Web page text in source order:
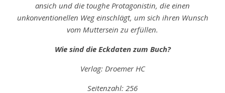
ansich und die toughe Protagonistin, die einen
unkonventionellen Weg einschlägt, um sich ihren Wunsch
vom Muttersein zu erfüllen.
Wie sind die Eckdaten zum Buch?
Verlag: Droemer HC
Seitenzahl: 256